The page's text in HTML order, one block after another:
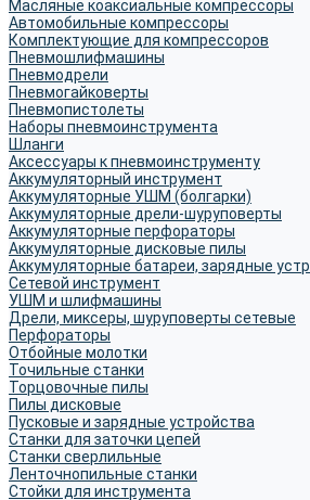
Масляные коаксиальные компрессоры
Автомобильные компрессоры
Комплектующие для компрессоров
Пневмошлифмашины
Пневмодрели
Пневмогайковерты
Пневмопистолеты
Наборы пневмоинструмента
Шланги
Аксессуары к пневмоинструменту
Аккумуляторный инструмент
Аккумуляторные УШМ (болгарки)
Аккумуляторные дрели-шуруповерты
Аккумуляторные перфораторы
Аккумуляторные дисковые пилы
Аккумуляторные батареи, зарядные
Сетевой инструмент
УШМ и шлифмашины
Дрели, миксеры, шуруповерты сетевые
Перфораторы
Отбойные молотки
Точильные станки
Торцовочные пилы
Пилы дисковые
Пусковые и зарядные устройства
Станки для заточки цепей
Станки сверлильные
Ленточнопильные станки
Стойки для инструмента